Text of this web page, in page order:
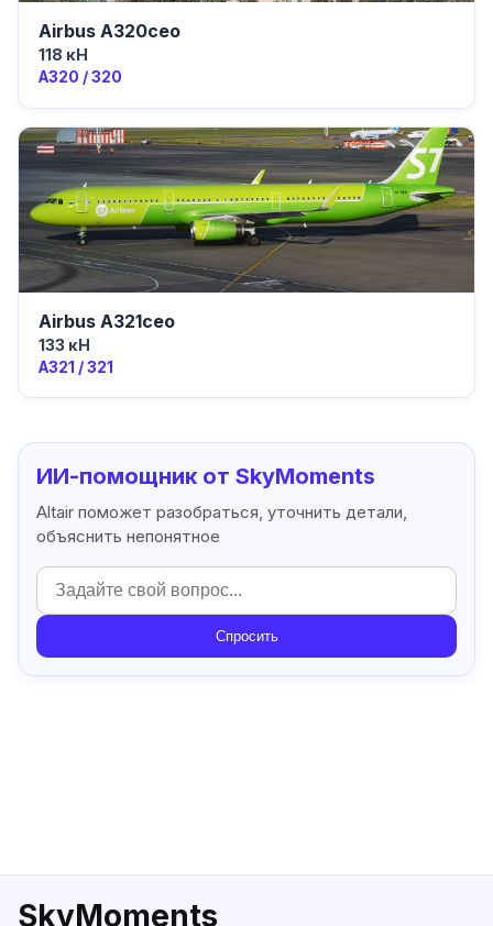
Airbus A320ceo
118 кН
A320 / 320
Airbus A321ceo
133 кН
A321 / 321
ИИ-помощник от SkyMoments
Altair поможет разобраться, уточнить детали,
объяснить непонятное
Спросить
SkyMoments